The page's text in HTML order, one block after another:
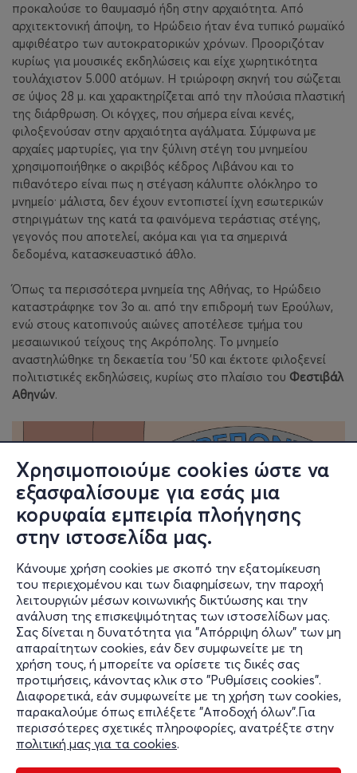
Χρησιμοποιούμε cookies ώστε να
εξασφαλίσουμε για εσάς μια
κορυφαία εμπειρία πλοήγησης
στην ιστοσελίδα μας.
Κάνουμε χρήση cookies με σκοπό την εξατομίκευση
του περιεχομένου και των διαφημίσεων, την παροχή
λειτουργιών μέσων κοινωνικής δικτύωσης και την
ανάλυση της επισκεψιμότητας των ιστοσελίδων μας.
Σας δίνεται η δυνατότητα για "Απόρριψη όλων" των μη
απαραίτητων cookies, εάν δεν συμφωνείτε με τη
χρήση τους, ή μπορείτε να ορίσετε τις δικές σας
προτιμήσεις, κάνοντας κλικ στο "Ρυθμίσεις cookies".
Διαφορετικά, εάν συμφωνείτε με τη χρήση των cookies,
παρακαλούμε όπως επιλέξετε "Αποδοχή όλων".Για
περισσότερες σχετικές πληροφορίες, ανατρέξτε στην
πολιτική μας για τα cookies.
προκαλούσε το θαυμασμό ήδη στην αρχαιότητα. Από
αρχιτεκτονική άποψη, το Ηρώδειο ήταν ένα τυπικό ρωμαϊκό
αμφιθέατρο των αυτοκρατορικών χρόνων. Προοριζόταν
κυρίως για μουσικές εκδηλώσεις και είχε χωρητικότητα
τουλάχιστον 5.000 ατόμων. Η τριώροφη σκηνή του σώζεται
σε ύψος 28 μ. και χαρακτηρίζεται από την πλούσια πλαστική
της διάρθρωση. Οι κόγχες, που σήμερα είναι κενές,
φιλοξενούσαν στην αρχαιότητα αγάλματα. Σύμφωνα με
αρχαίες μαρτυρίες, για την ξύλινη στέγη του μνημείου
χρησιμοποιήθηκε ο ακριβός κέδρος Λιβάνου και το
πιθανότερο είναι πως η στέγαση κάλυπτε ολόκληρο το
μνημείο· μάλιστα, δεν έχουν εντοπιστεί ίχνη εσωτερικών
στηριγμάτων της κατά τα φαινόμενα τεράστιας στέγης,
γεγονός που αποτελεί, ακόμα και για τα σημερινά
δεδομένα, κατασκευαστικό άθλο.
Όπως τα περισσότερα μνημεία της Αθήνας, το Ηρώδειο
καταστράφηκε τον 3ο αι. από την επιδρομή των Ερούλων,
ενώ στους κατοπινούς αιώνες αποτέλεσε τμήμα του
μεσαιωνικού τείχους της Ακρόπολης. Το μνημείο
αναστηλώθηκε τη δεκαετία του '50 και έκτοτε φιλοξενεί
πολιτιστικές εκδηλώσεις, κυρίως στο πλαίσιο του Φεστιβάλ
Αθηνών.
Κρατήσεις για τις θέσεις ΑμΕΑ γίνονται τηλεφωνικά στο
2104834913